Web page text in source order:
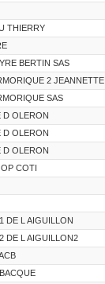
THIERRY
BERTIN SAS
2 JEANNETTE
SAS
D OLERON
D OLERON
D OLERON
COTI
DE L AIGUILLON
DE L AIGUILLON2